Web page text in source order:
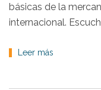
básicas de la
internacional.
Leer más